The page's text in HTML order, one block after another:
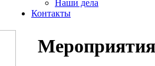
Наши дела
Контакты
Мероприятия